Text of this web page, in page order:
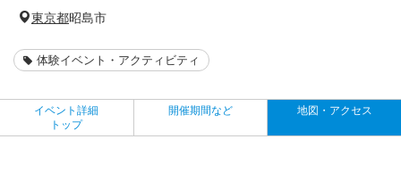
東京都昭島市
体験イベント・アクティビティ
イベント詳細
トップ
開催期間など 地図・アクセス